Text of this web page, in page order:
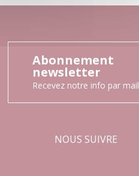
Abonnement
newsletter
Recevez notre info par mail
NOUS SUIVRE